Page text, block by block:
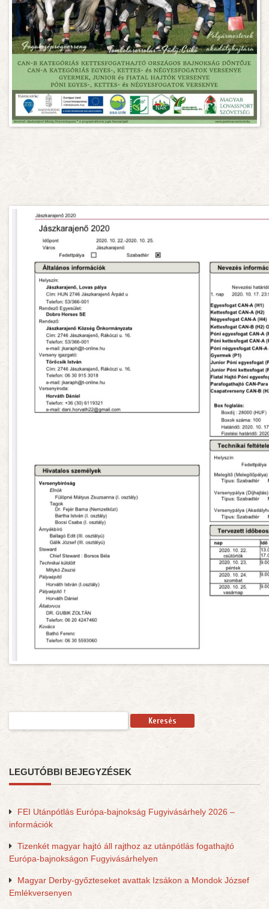
LEGUTÓBBI BEJEGYZÉSEK
FEI Utánpótlás Európa-bajnokság Fugyivásárhely 2026 –
információk
Tizenkét magyar hajtó áll rajthoz az utánpótlás fogathajtó
Európa-bajnokságon Fugyivásárhelyen
Magyar Derby-győzteseket avattak Izsákon a Mondok József
Emlékversenyen